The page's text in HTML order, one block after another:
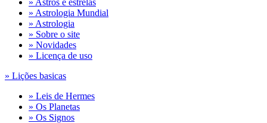
» Astrologia Mundial
» Astrologia
» Sobre o site
» Novidades
» Licença de uso
» Lições basicas
» Leis de Hermes
» Os Planetas
» Os Signos